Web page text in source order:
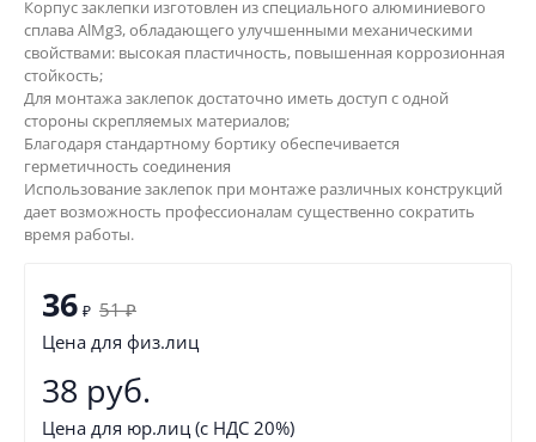
Корпус заклепки изготовлен из специального алюминиевого
сплава AlMg3, обладающего улучшенными механическими
свойствами: высокая пластичность, повышенная коррозионная
стойкость;
Для монтажа заклепок достаточно иметь доступ с одной
стороны скрепляемых материалов;
Благодаря стандартному бортику обеспечивается
герметичность соединения
Использование заклепок при монтаже различных конструкций
дает возможность профессионалам существенно сократить
время работы.
36 ₽ 51 ₽
Цена для физ.лиц
38 руб.
Цена для юр.лиц (с НДС 20%)